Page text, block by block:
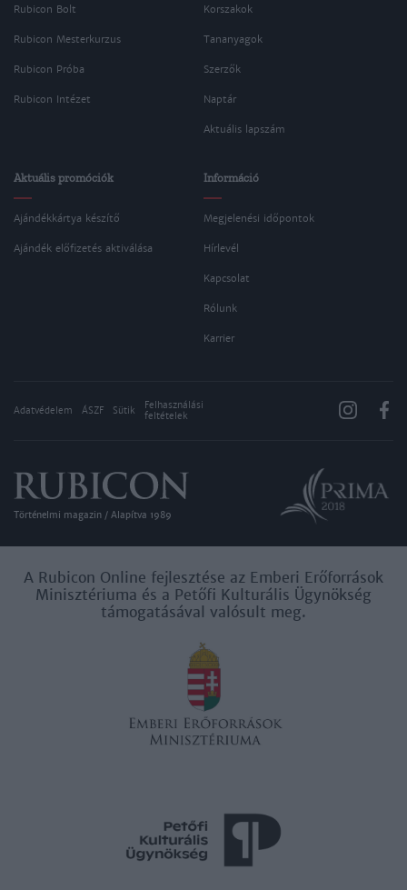
Rubicon Bolt
Rubicon Mesterkurzus
Rubicon Próba
Rubicon Intézet
Korszakok
Tananyagok
Szerzők
Naptár
Aktuális lapszám
Aktuális promóciók
Ajándékkártya készítő
Ajándék előfizetés aktiválása
Információ
Megjelenési időpontok
Hírlevél
Kapcsolat
Rólunk
Karrier
Adatvédelem ÁSZF Sütik
Felhasználási
feltételek
Történelmi magazin / Alapítva 1989
A Rubicon Online fejlesztése az Emberi Erőforrások
Minisztériuma és a Petőfi Kulturális Ügynökség
támogatásával valósult meg.